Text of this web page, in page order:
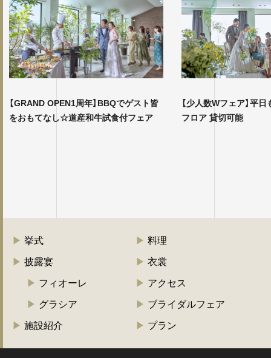
【GRAND OPEN1周年】BBQでゲスト皆
をおもてなし☆道産和牛試食付フェア
【少人数Wフェア】平
フロア 貸切可能
挙式
披露宴
フィオーレ
グラシア
施設紹介
料理
衣裳
アクセス
ブライダルフェア
プラン